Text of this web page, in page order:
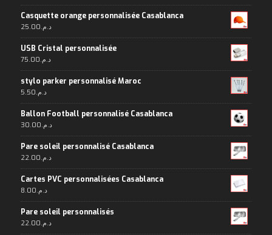
Casquette orange personnalisée Casablanca
د.م.25.00
USB Cristal personnalisée
د.م.75.00
stylo parker personnalisé Maroc
د.م.5.50
Ballon Football personnalisé Casablanca
د.م.30.00
Pare soleil personnalisé Casablanca
د.م.22.00
Cartes PVC personnalisées Casablanca
د.م.8.00
Pare soleil personnalisés
د.م.22.00